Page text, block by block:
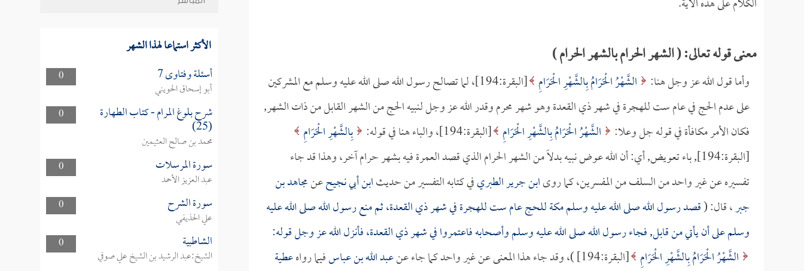
معنى قوله تعالى: ( الشهر الحرام بالشهر الحرام )
وأما قول الله عز وجل هنا: الشَّهْرُ الْحَرَامُ بِالشَّهْرِ الْحَرَامِ
[البقرة:194]، لما تصالح رسول الله صلى الله عليه وسلم مع المشركين
على عدم الحج في عام ست للهجرة في شهر ذي القعدة وهو شهر محرم وقدر الله عز وجل لنبيه الحج من الشهر القابل من ذات الشهر,
فكان الأمر مكافأة في قوله جل وعلا:
الشَّهْرُ الْحَرَامُ بِالشَّهْرِ الْحَرَامِ [البقرة:194]، والباء هنا في قوله:
بِالشَّهْرِ الْحَرَامِ
[البقرة:194], باء تعويض, أي: أن الله عوض نبيه بدلاً من الشهر الحرام الذي قصد العمرة فيه بشهر حرام آخر، وهذا قد جاء
تفسيره عن غير واحد من السلف من المفسرين، كما روىابن جرير الطبريفي كتابه التفسير من حديثابن أبي نجيحعنمجاهد بن
جبر، قال: (قصد رسول الله صلى الله عليه وسلم مكة للحج عام ست للهجرة في شهر ذي القعدة، ثم منع رسول الله صلى الله عليه
وسلم على أن يأتي من قابل, فجاء رسول الله صلى الله عليه وسلم وأصحابه فاعتمروا في شهر ذي القعدة، فأنزل الله عز وجل قوله:
الشَّهْرُ الْحَرَامُ بِالشَّهْرِ الْحَرَامِ [البقرة:194] )، وقد جاء هذا المعنى عن غير واحد كما جاء عن عبد الله بن عباسفيما رواهعطية
الأكثر استماعا لهذا الشهر
0 أسئلة وفتاوى 7
أبو إسحاق الحويني
0
شرح بلوغ المرام - كتاب الطهارة
(25)
محمد بن صالح العثيمين
0
سورة المرسلات
عبد العزيز الأحمد
0
سورة الشرح
علي الحذيفي
0
الشاطبية
الشيخ:عبد الرشيد بن الشيخ علي صوفي